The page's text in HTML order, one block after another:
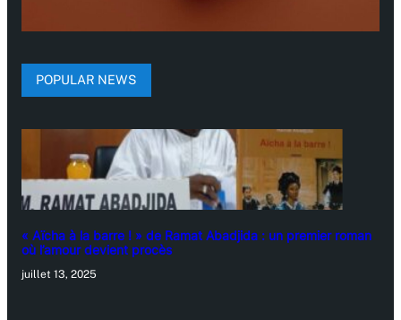
POPULAR NEWS
« Aïcha à la barre ! » de Ramat Abadjida : un premier roman
où l’amour devient procès
juillet 13, 2025